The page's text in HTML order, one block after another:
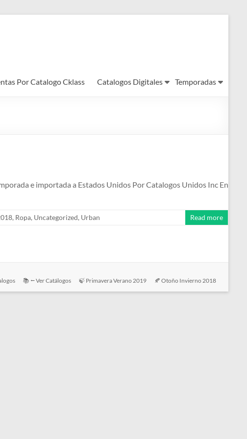
Por Catalogo Cklass Catalogos Digitales Temporadas
e importada a Estados Unidos Por Catalogos Unidos Inc En
, Ropa, Uncategorized, Urban Read more
📚 ⭠ Ver Catálogos 🍃 Primavera Verano 2019 🍂 Otoño Invierno 2018